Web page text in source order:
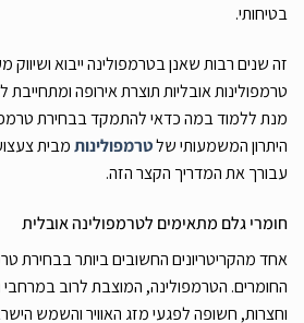
בטיחותי.
זה שנים רבות שאנן בטרמפולינה ייבוא ושיווק
טרמפולינות אובליות תוצרת אירופה
מנת ללמוד במה כדאי להתמקד בבחירת
היתרון המשמעותי שלטרמפולינותמבית
עבורך את המדריך הקצר הזה.
חומרי גלם מתאימים לטרמפולינה אובלית
אחד מהקריטריונים החשובים ביותר בבחירת
החומרים. הטרמפולינה, המוצבת לרוב
וחצרות, חשופה לפגעי מזג האוויר והשמש